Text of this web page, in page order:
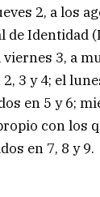
2, a los
de Identidad
3, a
3 y 4; el
en 5 y 6;
con los
en 7, 8 y 9.